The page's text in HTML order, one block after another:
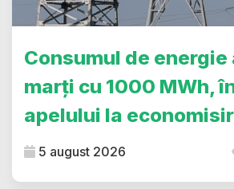
Consumul de energie
marți cu 1000 MWh,
apelului la
5 august 2026